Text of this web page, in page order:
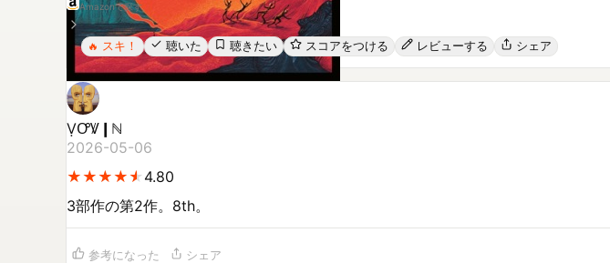
Amazonで探す
🔥 スキ！ 聴いた 聴きたい スコアをつける レビューする シェア
ṾꝌꝞ❙ℕ
2026-05-06
★
★★
★★
★★
★★
★ 4.80
3部作の第2作。8th。
参考になった シェア